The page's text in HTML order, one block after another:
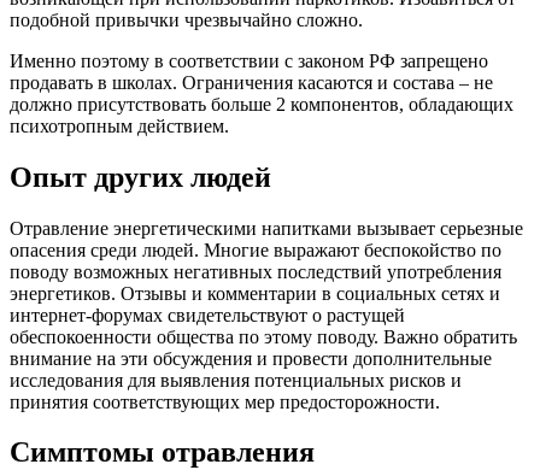
подобной привычки чрезвычайно сложно.
Именно поэтому в соответствии с законом РФ запрещено
продавать в школах. Ограничения касаются и состава – не
должно присутствовать больше 2 компонентов, обладающих
психотропным действием.
Опыт других людей
Отравление энергетическими напитками вызывает серьезные
опасения среди людей. Многие выражают беспокойство по
поводу возможных негативных последствий употребления
энергетиков. Отзывы и комментарии в социальных сетях и
интернет-форумах свидетельствуют о растущей
обеспокоенности общества по этому поводу. Важно обратить
внимание на эти обсуждения и провести дополнительные
исследования для выявления потенциальных рисков и
принятия соответствующих мер предосторожности.
Симптомы отравления